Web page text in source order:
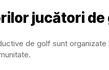
jucători
de golf sunt